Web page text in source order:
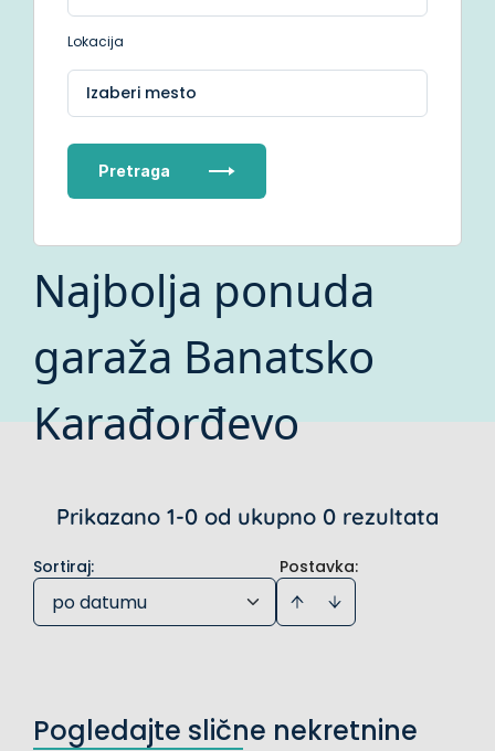
Lokacija
Izaberi mesto
Pretraga
Najbolja ponuda
garaža Banatsko
Karađorđevo
Prikazano 1-0 od ukupno 0 rezultata
Postavka:
Sortiraj:
po datumu
Pogledajte slične nekretnine